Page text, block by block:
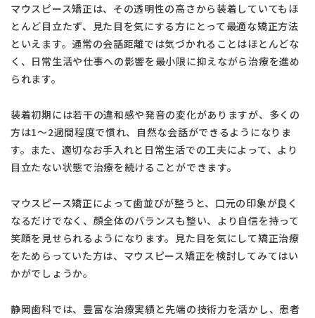
マウスピース矯正は、その透明性の高さから装着していてもほ
とんど目立たず、見た目を気にする方にとって最適な矯正方法
といえます。通常の会話距離では気づかれることはほとんどな
く、日常生活や仕事への影響を最小限に抑えながら治療を進め
られます。
装着初期には若干の違和感や発音の変化がありますが、多くの
方は1〜2週間程度で慣れ、自然な会話ができるようになりま
す。また、適切なお手入れと日常生活での工夫によって、より
目立たない状態で治療を続けることができます。
マウスピース矯正によって歯並びが整うと、口元の印象が良く
なるだけでなく、顔全体のバランスも整い、より自信を持って
笑顔を見せられるようになります。見た目を気にして矯正治療
をためらっていた方は、マウスピース矯正を検討してみてはい
かがでしょうか。
静岡歯科では、豊富な治療実績と先端の技術力を活かし、患者